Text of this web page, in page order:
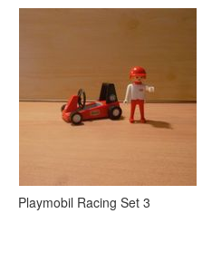
Playmobil Racing Set 3